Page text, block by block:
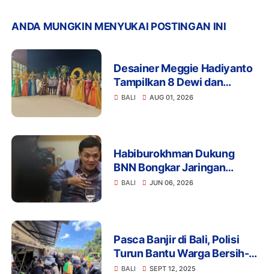
ANDA MUNGKIN MENYUKAI POSTINGAN INI
Desainer Meggie Hadiyanto
Tampilkan 8 Dewi dan
Srikandi di Pulau Dewata
BALI AUG 01, 2026
Habiburokhman Dukung
BNN Bongkar Jaringan
Narkotika Rusia di Bali
BALI JUN 06, 2026
Pasca Banjir di Bali, Polisi
Turun Bantu Warga Bersih-
Bersih Lokasi Bencana
BALI SEPT 12, 2025